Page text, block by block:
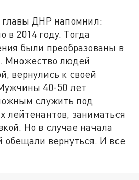
главы ДНР напомнил:
в 2014 году. Тогда
были преобразованы в
Множество людей
вернулись к своей
40-50 лет
служить под
лейтенантов, заниматься
Но в случае начала
обещали вернуться. И все